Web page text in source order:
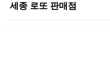
세종 로또 판매점